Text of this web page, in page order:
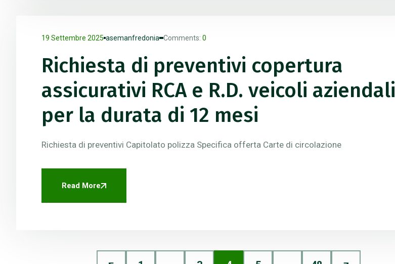
19 Settembre 2025 asemanfredonia Comments: 0
Richiesta di preventivi copertura
assicurativi RCA e R.D. veicoli aziendali
per la durata di 12 mesi
Richiesta di preventivi Capitolato polizza Specifica offerta Carte di circolazione
Read More